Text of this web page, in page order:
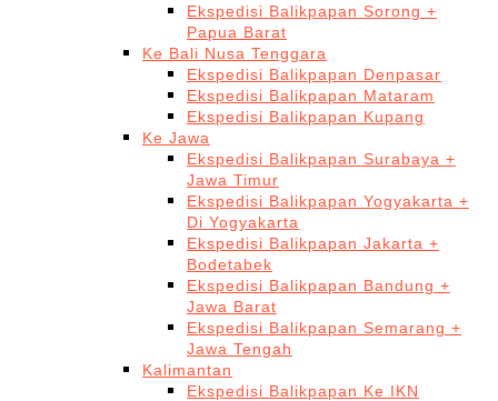
Ekspedisi Balikpapan Sorong +
Papua Barat
Ke Bali Nusa Tenggara
Ekspedisi Balikpapan Denpasar
Ekspedisi Balikpapan Mataram
Ekspedisi Balikpapan Kupang
Ke Jawa
Ekspedisi Balikpapan Surabaya +
Jawa Timur
Ekspedisi Balikpapan Yogyakarta +
Di Yogyakarta
Ekspedisi Balikpapan Jakarta +
Bodetabek
Ekspedisi Balikpapan Bandung +
Jawa Barat
Ekspedisi Balikpapan Semarang +
Jawa Tengah
Kalimantan
Ekspedisi Balikpapan Ke IKN